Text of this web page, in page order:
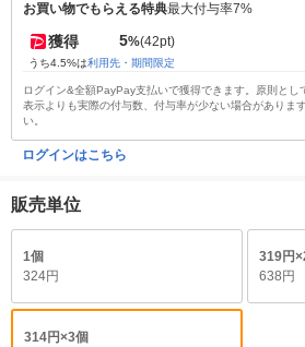
お買い物でもらえる特典最大付与率7%
獲得 5%(42pt)
うち4.5%は利用先・期間限定
ログイン&全額PayPay支払いで獲得できます。原則とし
表示よりも実際の付与数、付与率が少ない場合がありま
い。
ログインはこちら
販売単位
1個
324円
319円
638円
314円×3個